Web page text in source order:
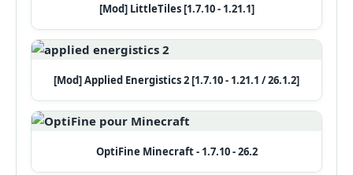
[Mod] LittleTiles [1.7.10 - 1.21.1]
[Mod] Applied Energistics 2 [1.7.10 - 1.21.1 / 26.1.2]
OptiFine Minecraft - 1.7.10 - 26.2